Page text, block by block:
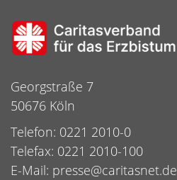
Georgstraße 7
50676 Köln
Telefon: 0221 2010-0
Telefax: 0221 2010-100
E-Mail: presse@caritasnet.de